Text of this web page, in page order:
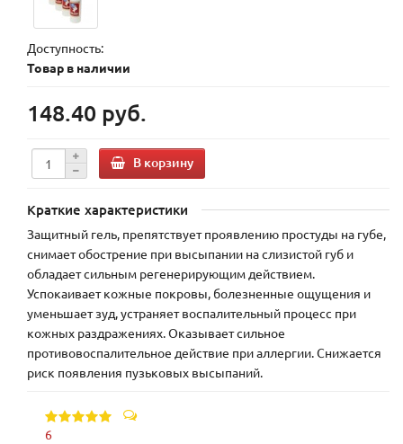
Доступность:
Товар в наличии
148.40 руб.
В корзину
Краткие характеристики
Защитный гель, препятствует проявлению простуды на губе,
снимает обострение при высыпании на слизистой губ и
обладает сильным регенерирующим действием.
Успокаивает кожные покровы, болезненные ощущения и
уменьшает зуд, устраняет воспалительный процесс при
кожных раздражениях. Оказывает сильное
противовоспалительное действие при аллергии. Снижается
риск появления пузьковых высыпаний.
6